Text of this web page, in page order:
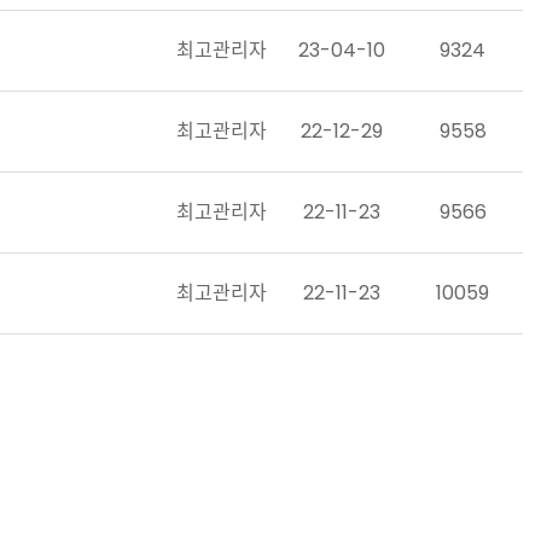
최고관리자 23-04-10 9324
최고관리자 22-12-29 9558
최고관리자 22-11-23 9566
최고관리자 22-11-23 10059